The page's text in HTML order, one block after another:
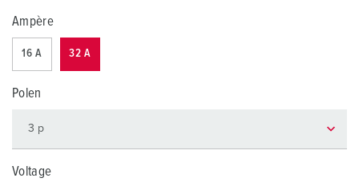
Ampère
16 A 32 A
Polen
Voltage